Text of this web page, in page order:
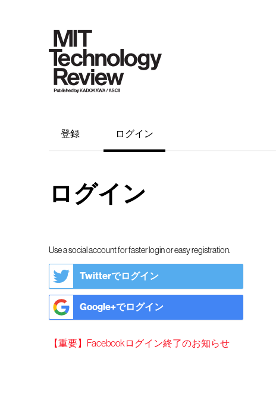
登録 ログイン
ログイン
Use a social account for faster login or easy registration.
Twitterでログイン
Google+でログイン
【重要】Facebookログイン終了のお知らせ